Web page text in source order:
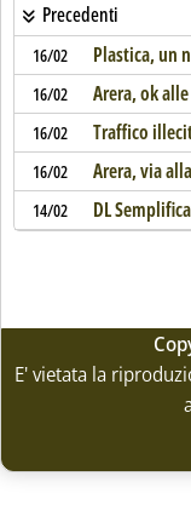
Precedenti
16/02 Plastica, un
16/02 Arera, ok
16/02 Traffico
16/02 Arera, via
14/02 DL
E' vietata la